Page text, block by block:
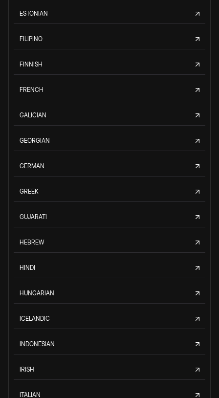
ESTONIAN
FILIPINO
FINNISH
FRENCH
GALICIAN
GEORGIAN
GERMAN
GREEK
GUJARATI
HEBREW
HINDI
HUNGARIAN
ICELANDIC
INDONESIAN
IRISH
ITALIAN